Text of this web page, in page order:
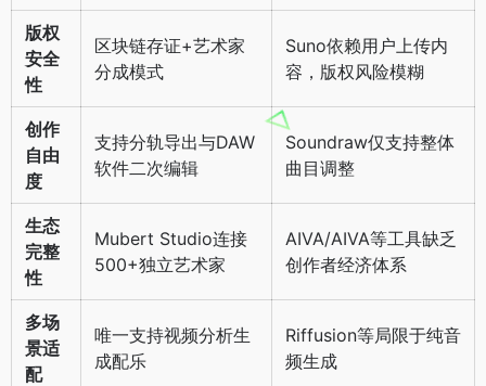
版权
安全
性
区块链存证+艺术家
分成模式
Suno依赖用户上传内
容，版权风险模糊
创作
自由
度
支持分轨导出与DAW
软件二次编辑
Soundraw仅支持整体
曲目调整
生态
完整
性
Mubert Studio连接
500+独立艺术家
AIVA/AIVA等工具缺乏
创作者经济体系
多场
景适
配
唯一支持视频分析生
成配乐
Riffusion等局限于纯音
频生成